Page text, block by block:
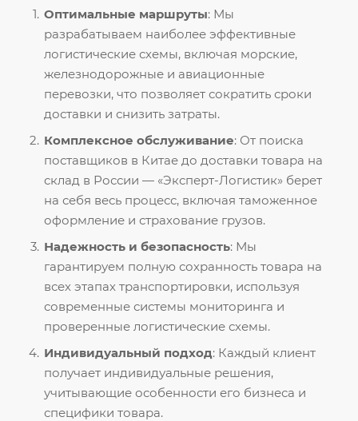
Оптимальные маршруты: Мы
разрабатываем наиболее эффективные
логистические схемы, включая морские,
железнодорожные и авиационные
перевозки, что позволяет сократить сроки
доставки и снизить затраты.
Комплексное обслуживание: От поиска
поставщиков в Китае до доставки товара на
склад в России — «Эксперт-Логистик» берет
на себя весь процесс, включая таможенное
оформление и страхование грузов.
Надежность и безопасность: Мы
гарантируем полную сохранность товара на
всех этапах транспортировки, используя
современные системы мониторинга и
проверенные логистические схемы.
Индивидуальный подход: Каждый клиент
получает индивидуальные решения,
учитывающие особенности его бизнеса и
специфики товара.